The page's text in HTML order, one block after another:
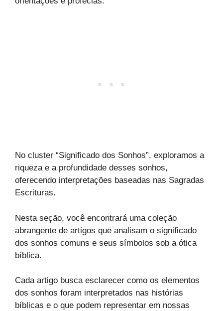
No cluster “Significado dos Sonhos”, exploramos a
riqueza e a profundidade desses sonhos,
oferecendo interpretações baseadas nas Sagradas
Escrituras.
Nesta seção, você encontrará uma coleção
abrangente de artigos que analisam o significado
dos sonhos comuns e seus símbolos sob a ótica
bíblica.
Cada artigo busca esclarecer como os elementos
dos sonhos foram interpretados nas histórias
bíblicas e o que podem representar em nossas